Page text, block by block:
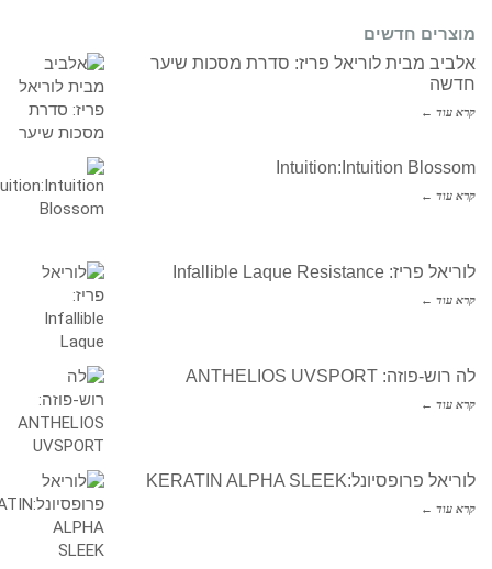
מוצרים חדשים
אלביב מבית לוריאל פריז: סדרת מסכות שיער
חדשה
קרא עוד ←
Intuition:Intuition Blossom
קרא עוד ←
לוריאל פריז: Infallible Laque Resistance
קרא עוד ←
לה רוש-פוזה: ANTHELIOS UVSPORT
קרא עוד ←
לוריאל פרופסיונל:KERATIN ALPHA SLEEK
קרא עוד ←